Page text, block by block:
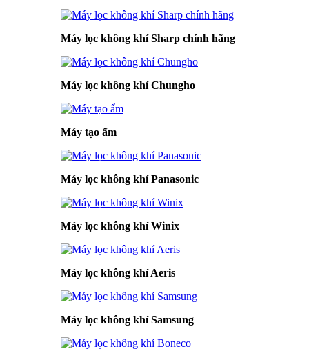
Máy lọc không khí Sharp chính hãng
Máy lọc không khí Chungho
Máy tạo ẩm
Máy lọc không khí Panasonic
Máy lọc không khí Winix
Máy lọc không khí Aeris
Máy lọc không khí Samsung